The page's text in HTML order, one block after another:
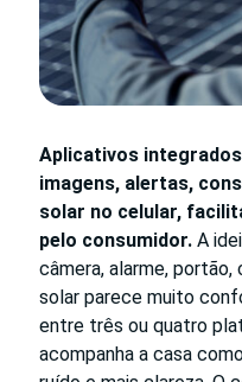
Aplicativos
imagens, alertas,
solar no celular,
pelo consumidor. A
câmera, alarme,
solar parece muito
entre três ou quatro
acompanha a casa